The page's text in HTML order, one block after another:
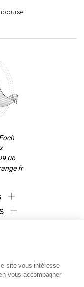
06
!
site vous intéresse
vous accompagner